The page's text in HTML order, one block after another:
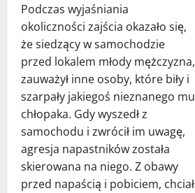
Podczas wyjaśniania
okoliczności zajścia okazało się,
że siedzący w samochodzie
przed lokalem młody mężczyzna,
zauważył inne osoby, które biły i
szarpały jakiegoś nieznanego mu
chłopaka. Gdy wyszedł z
samochodu i zwrócił im uwagę,
agresja napastników została
skierowana na niego. Z obawy
przed napaścią i pobiciem, chciał